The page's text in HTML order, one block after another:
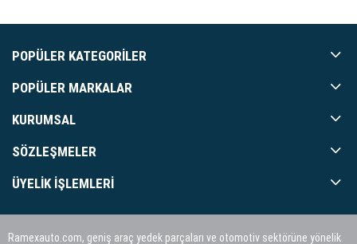
POPÜLER KATEGORILER
POPÜLER MARKALAR
KURUMSAL
SÖZLEŞMELER
ÜYELIK İŞLEMLERI
Ramexauto.com, geniş araç yedek parçaları ve otomotiv sektörüne yönelik